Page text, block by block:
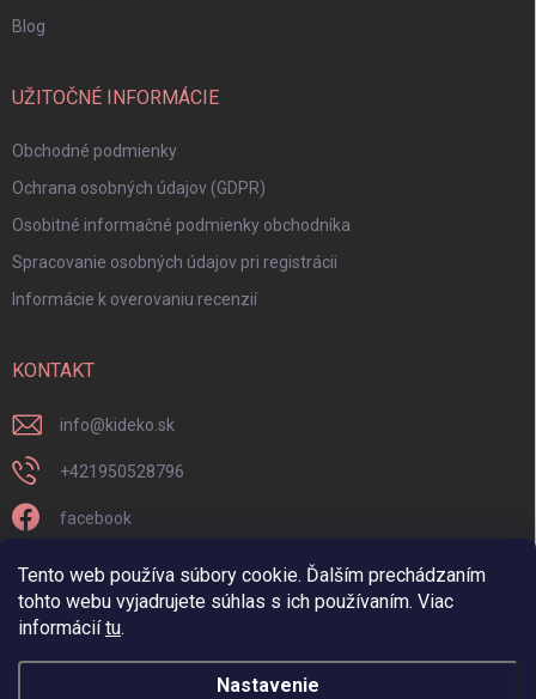
Tento web používa súbory cookie. Ďalším prechádzaním
tohto webu vyjadrujete súhlas s ich používaním. Viac
informáciítu.
Nastavenie
Blog
UŽITOČNÉ INFORMÁCIE
Obchodné podmienky
Ochrana osobných údajov (GDPR)
Osobitné informačné podmienky obchodníka
Spracovanie osobných údajov pri registrácii
Informácie k overovaniu recenzií
KONTAKT
info@kideko.sk
+421950528796
facebook
kideko.sk/